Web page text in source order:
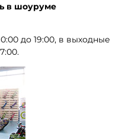
в шоуруме
до 19:00, в выходные